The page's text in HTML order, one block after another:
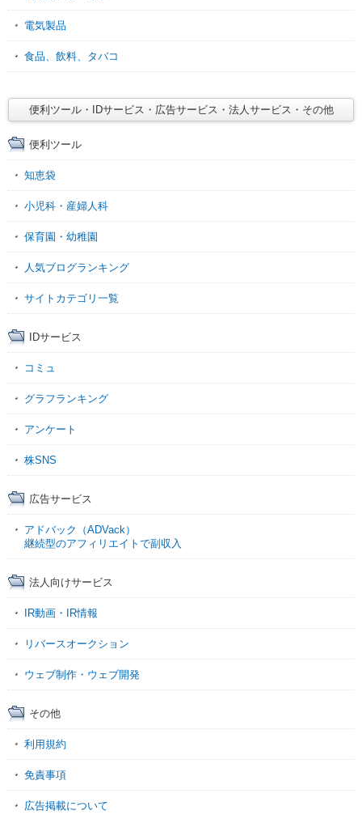
電気製品
食品、飲料、タバコ
便利ツール・IDサービス・広告サービス・法人サービス・その他
便利ツール
知恵袋
小児科・産婦人科
保育園・幼稚園
人気ブログランキング
サイトカテゴリ一覧
IDサービス
コミュ
グラフランキング
アンケート
株SNS
広告サービス
アドバック（ADVack）
継続型のアフィリエイトで副収入
法人向けサービス
IR動画・IR情報
リバースオークション
ウェブ制作・ウェブ開発
その他
利用規約
免責事項
広告掲載について